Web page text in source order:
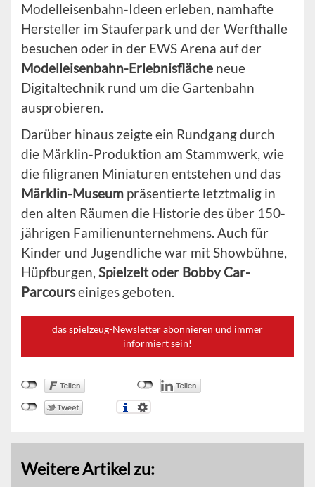
Modelleisenbahn-Ideen erleben, namhafte
Hersteller im Stauferpark und der Werfthalle
besuchen oder in der EWS Arena auf der
Modelleisenbahn-Erlebnisfläche neue
Digitaltechnik rund um die Gartenbahn
ausprobieren.
Darüber hinaus zeigte ein Rundgang durch
die Märklin-Produktion am Stammwerk, wie
die filigranen Miniaturen entstehen und das
Märklin-Museum präsentierte letztmalig in
den alten Räumen die Historie des über 150-
jährigen Familienunternehmens. Auch für
Kinder und Jugendliche war mit Showbühne,
Hüpfburgen, Spielzelt oder Bobby Car-
Parcourseiniges geboten.
das spielzeug-Newsletter abonnieren und immer
informiert sein!
Weitere Artikel zu: